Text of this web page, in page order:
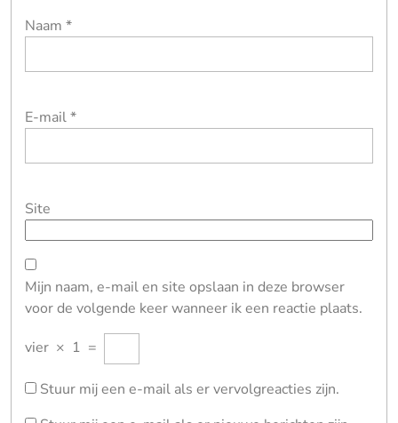
Naam *
E-mail*
Site
Mijn naam, e-mail en site opslaan in deze browser
voor de volgende keer wanneer ik een reactie plaats.
vier × 1 =
Stuur mij een e-mail als er vervolgreacties zijn.